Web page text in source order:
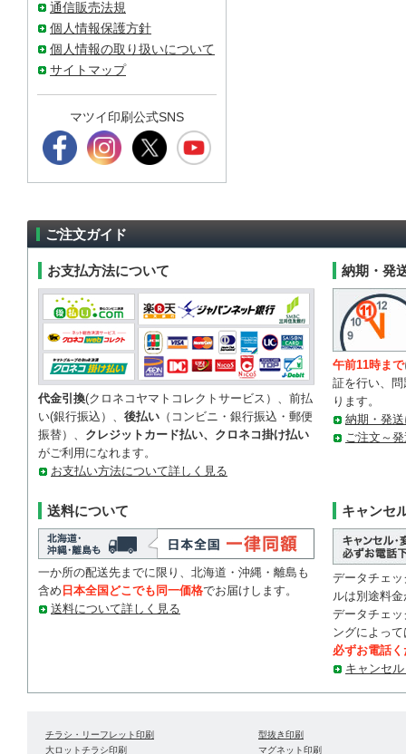
通信販売法規
個人情報保護方針
個人情報の取り扱いについて
サイトマップ
マツイ印刷公式SNS
ご注文ガイド
お支払方法について
代金引換(クロネコヤマトコレクトサービス）、前払
い(銀行振込）、 後払い （コンビニ・銀行振込・郵便
振替）、 クレジットカード払い、クロネコ掛け払い
がご利用になれます。
お支払い方法について詳しく見る
送料について
一か所の配送先までに限り、北海道・沖縄・離島も
含め 日本全国どこでも同一価格でお届けします。
送料について詳しく見る
納期・発
午前11時まで
証を行い、
ります。
納期・発
ご注文～
キャンセ
データチェ
ルは別途料
データチェ
ングによっ
必ずお電話
キャンセ
チラシ・リーフレット印刷
大ロットチラシ印刷
型抜き印刷
マグネット印刷